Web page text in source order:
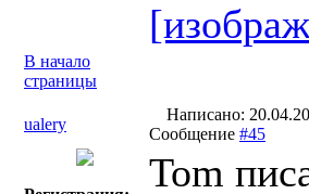
В начало
страницы
ualery
Написано:
Сообщение #45
Tom